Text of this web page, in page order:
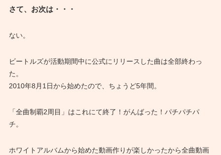
さて、お次は・・・
ない。
ビートルズが活動期間中に公式にリリースした曲は全部終わっ
た。
2010年8月1日から始めたので、ちょうど5年間。
「全曲制覇2周目」はこれにて終了！がんばった！パチパチパ
チ。
ホワイトアルバムから始めた動画作りが楽しかったから全曲動画